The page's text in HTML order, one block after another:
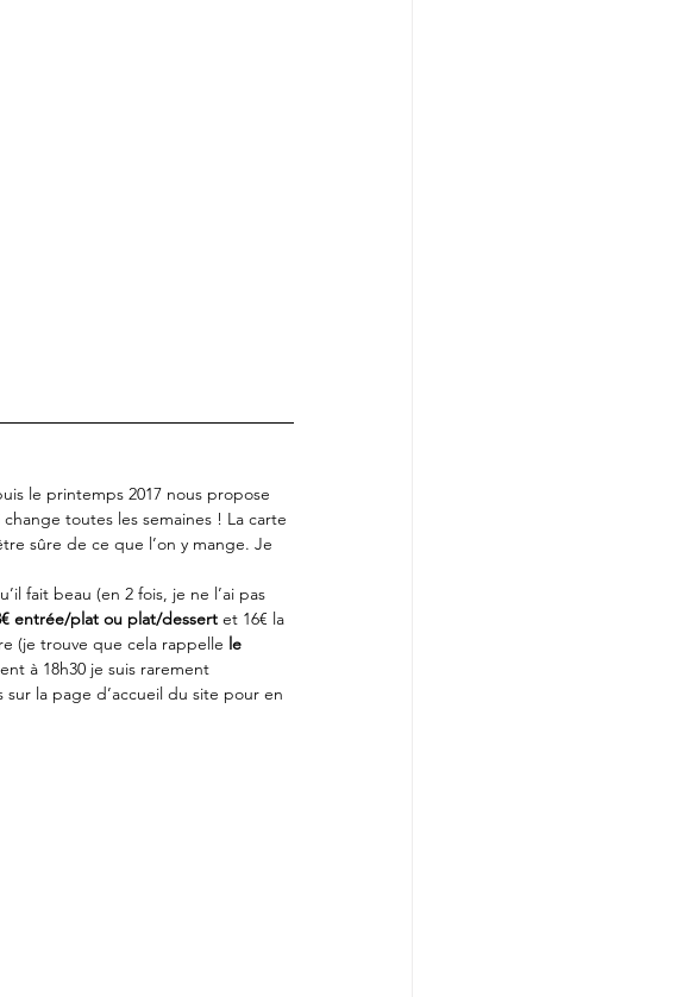
le printemps 2017 nous propose
toutes les semaines ! La carte
sûre de ce que l’on y mange. Je
fait beau (en 2 fois, je ne l’ai pas
entrée/plat ou plat/dessert et 16€ la
(je trouve que cela rappelle le
à 18h30 je suis rarement
la page d’accueil du site pour en